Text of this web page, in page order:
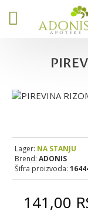
141,00
Lager: NA STANJU
Brend: ADONIS
Šifra proizvoda: